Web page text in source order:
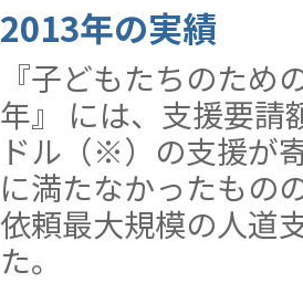
2013年の実績
『子どもたちのた
年』 には、支援要
ドル（※）の支援が
に満たなかったもの
依頼最大規模の人道
た。